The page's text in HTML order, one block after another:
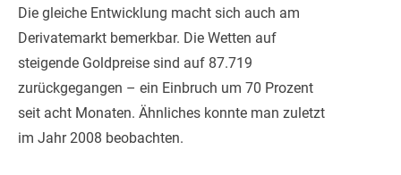
Die gleiche Entwicklung macht sich auch am
Derivatemarkt bemerkbar. Die Wetten auf
steigende Goldpreise sind auf 87.719
zurückgegangen – ein Einbruch um 70 Prozent
seit acht Monaten. Ähnliches konnte man zuletzt
im Jahr 2008 beobachten.